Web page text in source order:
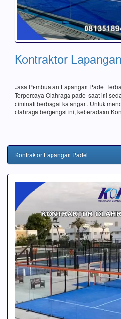
Kontraktor
Jasa Pembuatan Lapangan Padel
Terpercaya Olahraga padel saat ini
diminati berbagai kalangan. Untuk
olahraga bergengsi ini, keberadaan
Kontraktor Lapangan Padel